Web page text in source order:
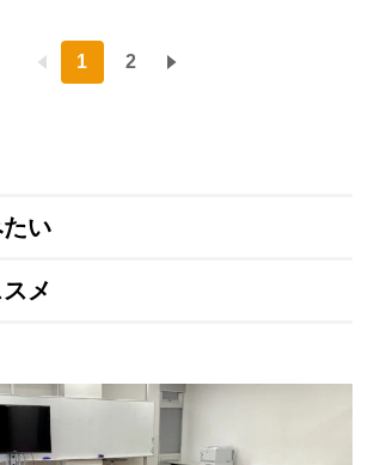
1 2
い
メ